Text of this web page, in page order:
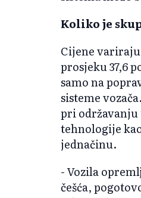
Koliko je
Cijene
prosjeku 37,6
samo na
sisteme
pri održavanju
tehnologije
jednačinu.
- Vozila
češća,